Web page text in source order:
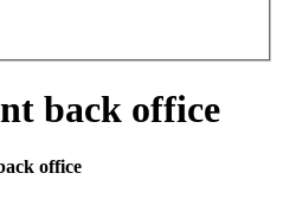
back office
office